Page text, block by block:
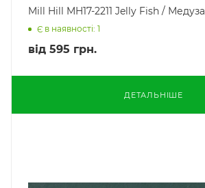
Mill Hill MH17-2211 Jelly Fish / Медуза
Є в наявності: 1
від 595 грн.
ДЕТАЛЬНІШЕ